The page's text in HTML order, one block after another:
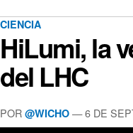
CIENCIA
HiLumi, la
del LHC
POR @WICHO — 6 DE